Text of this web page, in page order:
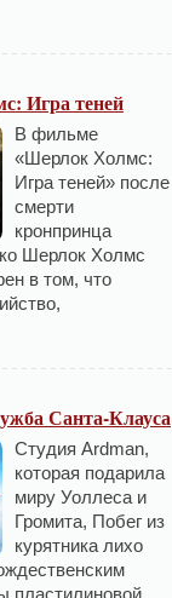
Игра теней
В фильме
«Шерлок Холмс:
Игра теней» после
смерти
кронпринца
Шерлок Холмс
в том, что
Санта-Клауса
Студия Ardman,
которая подарила
миру Уоллеса и
Громита, Побег из
курятника лихо